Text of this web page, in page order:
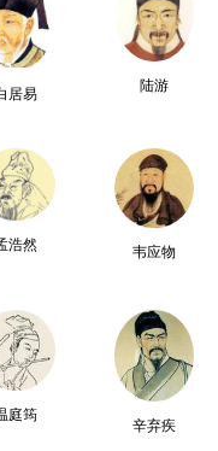
居易
陆游
浩然 韦应物
庭筠
辛弃疾